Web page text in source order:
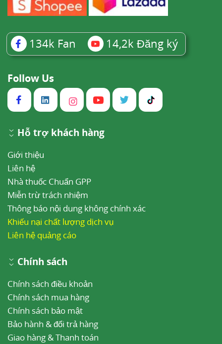
134k Fan 14,2k Đăng ký
Follow Us
Hỗ trợ khách hàng
Giới thiệu
Liên hệ
Nhà thuốc Chuẩn GPP
Miễn trừ trách nhiệm
Thông báo nội dung không chính xác
Khiếu nại chất lượng dịch vụ
Liên hệ quảng cáo
Chính sách
Chính sách điều khoản
Chính sách mua hàng
Chính sách bảo mật
Bảo hành & đổi trả hàng
Giao hàng & Thanh toán